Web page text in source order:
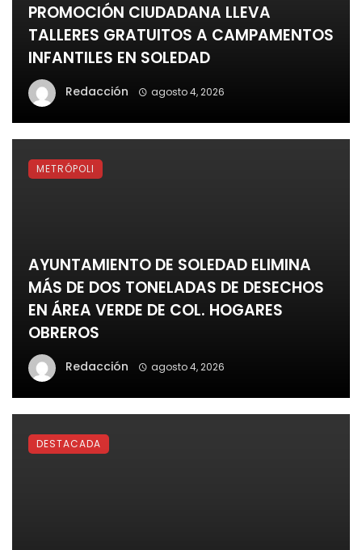
PROMOCIÓN CIUDADANA LLEVA
TALLERES GRATUITOS A CAMPAMENTOS
INFANTILES EN SOLEDAD
Redacción agosto 4, 2026
AYUNTAMIENTO DE SOLEDAD ELIMINA
MÁS DE DOS TONELADAS DE DESECHOS
EN ÁREA VERDE DE COL. HOGARES
OBREROS
Redacción agosto 4, 2026
METRÓPOLI
DESTACADA